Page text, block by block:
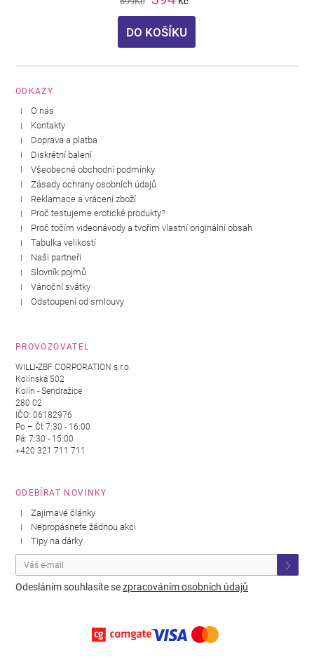
DO KOŠÍKU
ODKAZY
O nás
Kontakty
Doprava a platba
Diskrétní balení
Všeobecné obchodní podmínky
Zásady ochrany osobních údajů
Reklamace a vrácení zboží
Proč testujeme erotické produkty?
Proč točím videonávody a tvořím vlastní originální obsah
Tabulka velikostí
Naši partneři
Slovník pojmů
Vánoční svátky
Odstoupení od smlouvy
PROVOZOVATEL
WILLI-ZBF CORPORATION s.r.o.
Kolínská 502
Kolín - Sendražice
280 02
IČO: 06182976
Po – Čt 7:30 - 16:00
Pá: 7:30 - 15:00
+420 321 711 711
ODEBÍRAT NOVINKY
Zajímavé články
Nepropásnete žádnou akci
Tipy na dárky
Odesláním souhlasíte sezpracováním osobních údajů